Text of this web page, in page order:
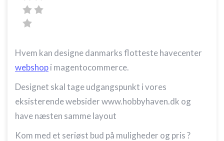
Hvem kan designe danmarks flotteste havecenter
webshopi magentocommerce.
Designet skal tage udgangspunkt i vores
eksisterende websider www.hobbyhaven.dk og
have næsten samme layout
Kom med et seriøst bud på muligheder og pris ?